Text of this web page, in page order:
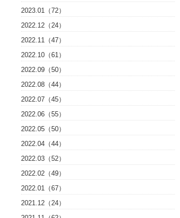
2023.01（72）
2022.12（24）
2022.11（47）
2022.10（61）
2022.09（50）
2022.08（44）
2022.07（45）
2022.06（55）
2022.05（50）
2022.04（44）
2022.03（52）
2022.02（49）
2022.01（67）
2021.12（24）